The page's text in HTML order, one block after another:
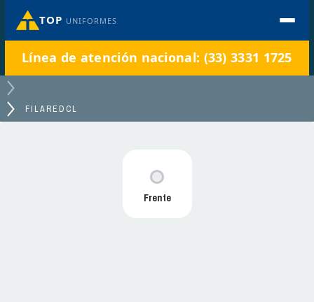
TOP UNIFORMES
Línea de atención nacional: (33) 3331 1725
FILAREDCL
Frente